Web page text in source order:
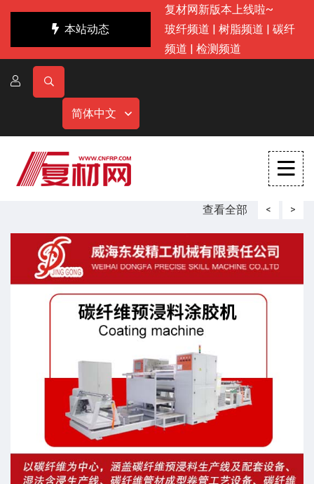
本站动态
复材网新版本上线啦~
玻纤频道 | 树脂频道 | 碳纤
频道 | 检测频道
简体中文
查看全部 < >